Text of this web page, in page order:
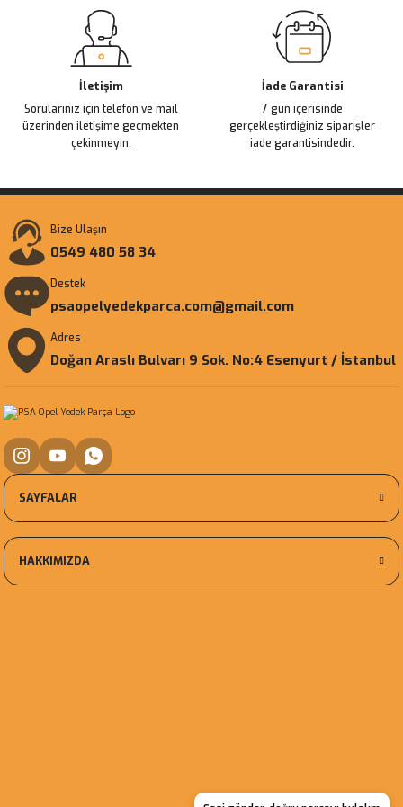
İletişim
Sorularınız için telefon ve mail
üzerinden iletişime geçmekten
çekinmeyin.
İade Garantisi
7 gün içerisinde
gerçekleştirdiğiniz siparişler
iade garantisindedir.
Bize Ulaşın
0549 480 58 34
Destek
psaopelyedekparca.com@gmail.com
Adres
Doğan Araslı Bulvarı 9 Sok. No:4 Esenyurt / İstanbul
SAYFALAR
HAKKIMIZDA